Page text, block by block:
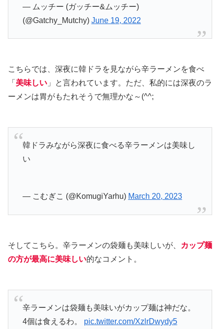
— ムッチー (ガッチー&ムッチー)
(@Gatchy_Mutchy) June 19, 2022
こちらでは、深夜に韓ドラを見ながら辛ラーメンを食べ
「 美味しい 」と言われています。ただ、私的には深夜のラ
ーメンは胃がもたれそうで無理かな～(^^;
韓ドラみながら深夜に食べる辛ラーメンは美味し
い
— こむぎこ (@KomugiYarhu) March 20, 2023
そしてこちら。辛ラーメンの袋麺も美味しいが、
カップ麺
の方が最高に美味しい的なコメント。
辛ラーメンは袋麺も美味いがカップ麺は神だな。
4個は食えるわ。 pic.twitter.com/XzlrDwydy5